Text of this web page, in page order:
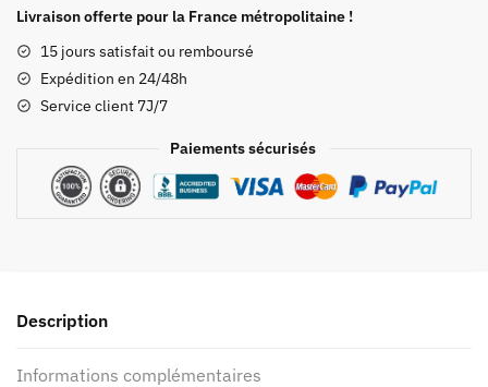
Demon
Kyodai
Livraison offerte pour la France métropolitaine !
15 jours satisfait ou remboursé
Expédition en 24/48h
Service client 7J/7
Paiements sécurisés
Description
Informations complémentaires